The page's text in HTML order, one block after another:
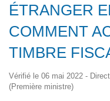
ÉTRANGER
COMMENT
TIMBRE
Vérifié le 06 mai 2022 -
(Première ministre)